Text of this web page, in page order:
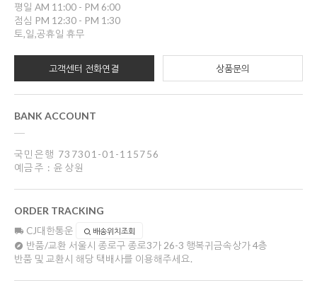
평일 AM 11:00 - PM 6:00
점심 PM 12:30 - PM 1:30
토,일,공휴일 휴무
고객센터 전화연결 상품문의
BANK ACCOUNT
국민은행 737301-01-115756
예금주 : 윤상원
ORDER TRACKING
CJ대한통운 배송위치조회
반품/교환 서울시 종로구 종로3가 26-3 행복귀금속상가 4층
반품 및 교환시 해당 택배사를 이용해주세요.